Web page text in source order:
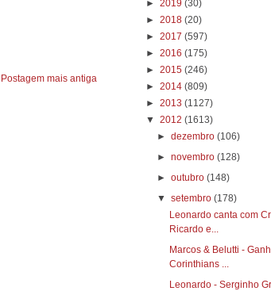
Postagem mais antiga
► 2019 (30)
► 2018 (20)
► 2017 (597)
► 2016 (175)
► 2015 (246)
► 2014 (809)
► 2013 (1127)
▼ 2012 (1613)
►dezembro(106)
►novembro(128)
►outubro(148)
▼setembro(178)
Leonardo canta com
Ricardo e...
Marcos & Belutti -
Corinthians ...
Leonardo - Serginho